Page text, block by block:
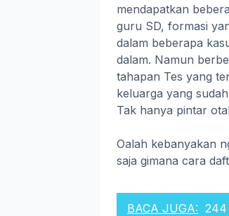
mendapatkan
guru SD, formasi
dalam beberapa
dalam. Namun
tahapan Tes yang
keluarga yang
Tak hanya pintar
Oalah kebanyakan
saja gimana cara
BACA JUGA: 244